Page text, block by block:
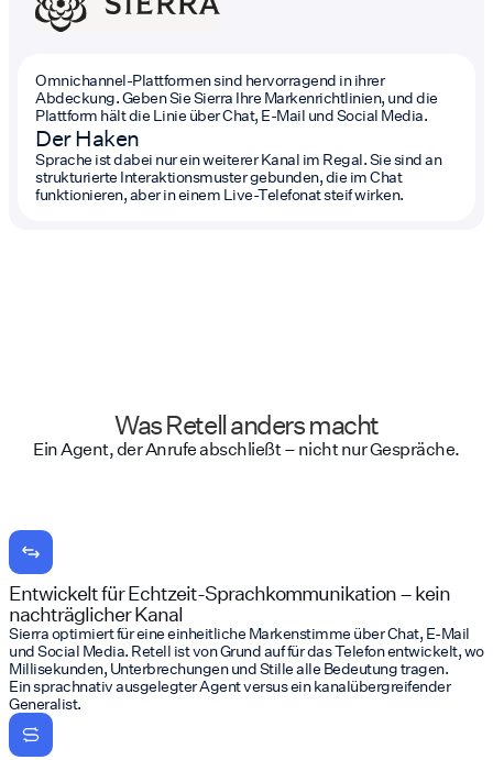
Omnichannel-Plattformen sind hervorragend in ihrer
Abdeckung. Geben Sie Sierra Ihre Markenrichtlinien, und die
Plattform hält die Linie über Chat, E-Mail und Social Media.
Der Haken
Sprache ist dabei nur ein weiterer Kanal im Regal. Sie sind an
strukturierte Interaktionsmuster gebunden, die im Chat
funktionieren, aber in einem Live-Telefonat steif wirken.
Was Retell anders macht
Ein Agent, der Anrufe abschließt – nicht nur Gespräche.
Entwickelt für Echtzeit-Sprachkommunikation – kein
nachträglicher Kanal
Sierra optimiert für eine einheitliche Markenstimme über Chat, E-Mail
und Social Media. Retell ist von Grund auf für das Telefon entwickelt, wo
Millisekunden, Unterbrechungen und Stille alle Bedeutung tragen.
Ein sprachnativ ausgelegter Agent versus ein kanalübergreifender
Generalist.